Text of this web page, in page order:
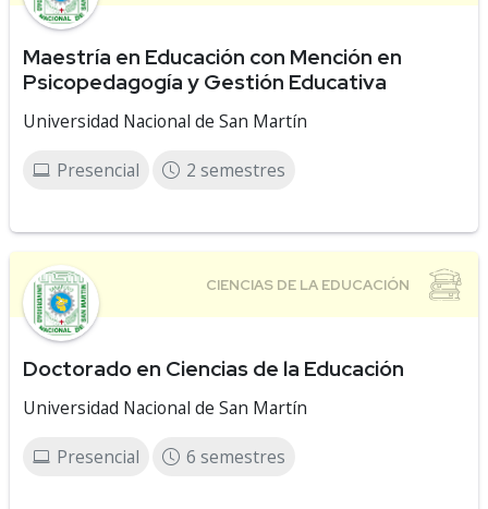
Maestría en Educación con Mención en
Psicopedagogía y Gestión Educativa
Universidad Nacional de San Martín
Presencial 2 semestres
Doctorado en Ciencias de la Educación
Universidad Nacional de San Martín
Presencial 6 semestres